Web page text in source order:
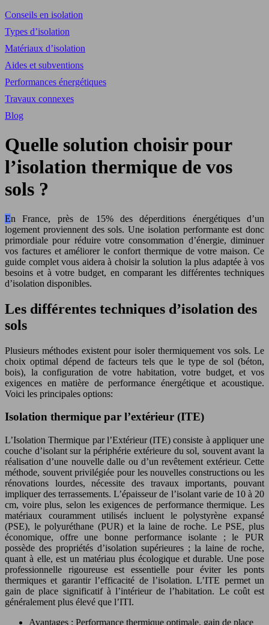
Conseils en isolation
Types d’isolation
Matériaux d’isolation
Aides et subventions
Performances énergétiques
Travaux connexes
Blog
Quelle solution choisir pour
l’isolation thermique de vos
sols ?
En France, près de 15% des déperditions énergétiques d’un
logement proviennent des sols. Une isolation performante est donc
primordiale pour réduire votre consommation d’énergie, diminuer
vos factures et améliorer le confort thermique de votre maison. Ce
guide complet vous aidera à choisir la solution la plus adaptée à vos
besoins et à votre budget, en comparant les différentes techniques
d’isolation disponibles.
Les différentes techniques d’isolation des
sols
Plusieurs méthodes existent pour isoler thermiquement vos sols. Le
choix optimal dépend de facteurs tels que le type de sol (béton,
bois), la configuration de votre habitation, votre budget, et vos
exigences en matière de performance énergétique et acoustique.
Voici les principales options:
Isolation thermique par l’extérieur (ITE)
L’Isolation Thermique par l’Extérieur (ITE) consiste à appliquer une
couche d’isolant sur la périphérie extérieure du sol, souvent avant la
réalisation d’une nouvelle dalle ou d’un revêtement extérieur. Cette
méthode, souvent privilégiée pour les nouvelles constructions ou les
rénovations lourdes, nécessite des travaux importants, pouvant
impliquer des terrassements. L’épaisseur de l’isolant varie de 10 à 20
cm, voire plus, selon les exigences de performance thermique. Les
matériaux couramment utilisés incluent le polystyrène expansé
(PSE), le polyuréthane (PUR) et la laine de roche. Le PSE, plus
économique, offre une bonne performance isolante ; le PUR
possède des propriétés d’isolation supérieures ; la laine de roche,
quant à elle, est un matériau plus écologique et durable. Une pose
professionnelle rigoureuse est essentielle pour éviter les ponts
thermiques et garantir l’efficacité de l’isolation. L’ITE permet un
gain de place significatif à l’intérieur de l’habitation. Le coût est
généralement plus élevé que l’ITI.
Avantages : Performance thermique optimale, gain de place